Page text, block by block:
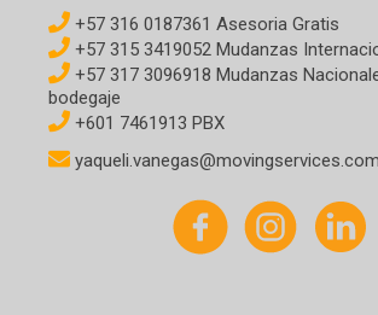
+57 316 0187361 Asesoria Gratis
+57 315 3419052 Mudanzas
+57 317 3096918 Mudanzas
bodegaje
+601 7461913 PBX